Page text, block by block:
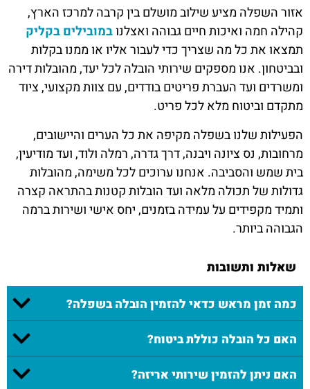
אזור השפלה מציע שילוב מושלם בין קרבה למרכז הארץ,
קהילה חמה ואיכות חיים גבוהה ואצלנובמובילים בקליק
תמצאו את כל מה שצריך כדי לעבור אליו או ממנו בקלות
ובביטחון. אנו מספקים שירותי הובלה לכל יעד, מהובלות דירה
ומשרדים ועד העברת פריטים בודדים, עם צוות מקצועי, ציוד
מתקדם וביטוח מלא לכל פריט.
הפעילות שלנו בשפלה מקיפה את כל הערים והיישובים,
מרחובות, נס ציונה ויבנה, דרך גדרה, רמלה ולוד, ועד מודיעין,
בית שמש והסביבה. אנחנו ערוכים לכל משימה, מהובלות
גדולות של תכולה מלאה ועד הובלות קטנות בהתראה קצרה
ותמיד מקפידים על עמידה בזמנים, יחס אישי ושירות ברמה
הגבוהה ביותר.
שאלות ותשובות
כמה זמן מראש כדאי להזמין הובלה בשפלה?
האם כל הובלה כוללת ביטוח?
האם ניתן להזמין שירותי אריזה?